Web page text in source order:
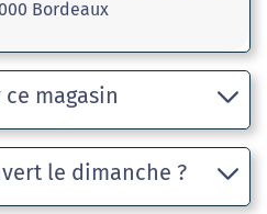
Bordeaux
magasin
le dimanche ?